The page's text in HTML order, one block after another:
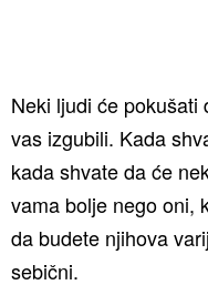
Neki ljudi će pokušati
vas izgubili. Kada
kada shvate da će
vama bolje nego oni,
da budete njihova
sebični.